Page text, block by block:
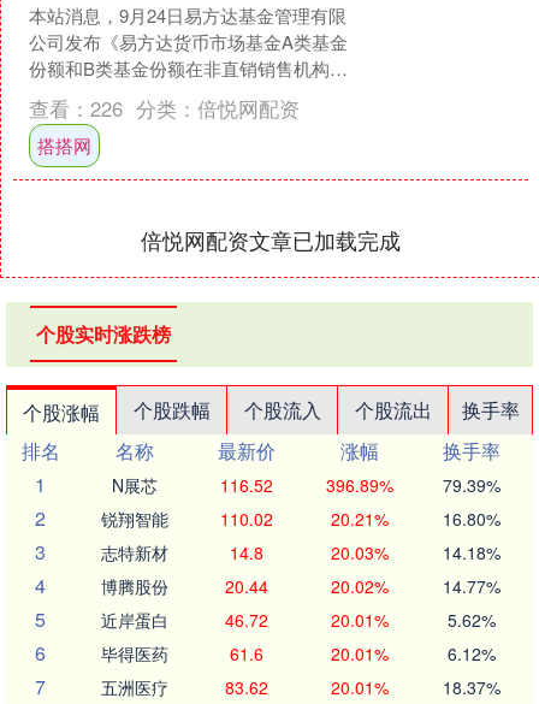
本站消息，9月24日易方达基金管理有限
公司发布《易方达货币市场基金A类基金
份额和B类基金份额在非直销销售机构暂
停申购、转换转入及定期定额投资业务
的公告》。公告中....
查看： 226 分类： 倍悦网配资
搭搭网
倍悦网配资文章已加载完成
个股实时涨跌榜
个股涨幅 个股跌幅 个股流入 个股流出
换手率
排名
名称 最新价 涨幅
换手率
1
N展芯 116.52 396.89% 79.39%
2 锐翔智能 110.02 20.21% 16.80%
3 志特新材 14.8 20.03% 14.18%
4 博腾股份 20.44 20.02% 14.77%
5 近岸蛋白 46.72 20.01% 5.62%
6 毕得医药 61.6 20.01% 6.12%
7 五洲医疗 83.62 20.01% 18.37%